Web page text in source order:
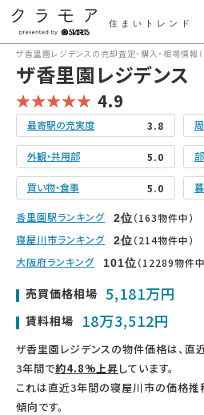
住まいトレンド
ザ香里園レジデンスの売却査定・購入・相場情報
ザ香里園レジデンス
4.9
最寄駅の充実度 3.8
外観・共用部 5.0
買い物・食事 5.0
香里園駅ランキング 2位（163物件中）
寝屋川市ランキング
2位（214物件中）
大阪府ランキング
101位（12289物件中
売買価格相場 5,181万円
賃料相場 18万3,512円
ザ香里園レジデンスの物件価格は、直
3年間で約4.8%上昇しています。
これは直近3年間の寝屋川市の価格推
傾向です。